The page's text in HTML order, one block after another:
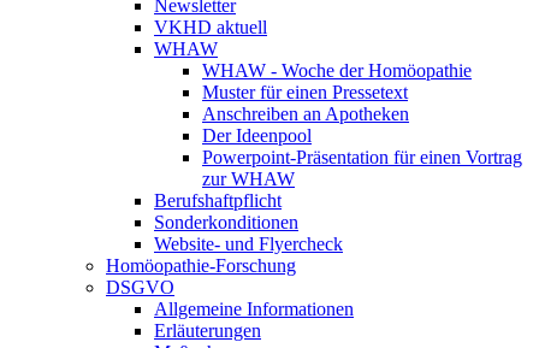
Newsletter
VKHD aktuell
WHAW
WHAW - Woche der Homöopathie
Muster für einen Pressetext
Anschreiben an Apotheken
Der Ideenpool
Powerpoint-Präsentation für einen Vortrag
zur WHAW
Berufshaftpflicht
Sonderkonditionen
Website- und Flyercheck
Homöopathie-Forschung
DSGVO
Allgemeine Informationen
Erläuterungen